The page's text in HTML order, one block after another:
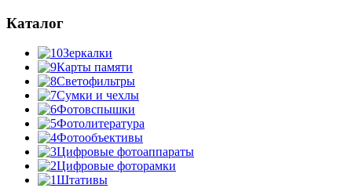
Каталог
Зеркалки
Карты памяти
Светофильтры
Сумки и чехлы
Фотовспышки
Фотолитература
Фотообъективы
Цифровые фотоаппараты
Цифровые фоторамки
Штативы